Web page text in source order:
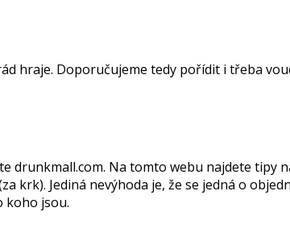
hraje. Doporučujeme tedy pořídit i třeba
drunkmall.com. Na tomto webu najdete tipy
krk). Jediná nevýhoda je, že se jedná o
koho jsou.